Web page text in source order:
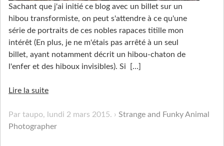
Sachant que j'ai initié ce blog avec un billet sur un
hibou transformiste, on peut s'attendre à ce qu'une
série de portraits de ces nobles rapaces titille mon
intérêt (En plus, je ne m'étais pas arrêté à un seul
billet, ayant notamment décrit un hibou-chaton de
l'enfer et des hiboux invisibles). Si
[…]
Lire la suite
Par taupo, lundi 2 mars 2015.
Strange and Funky Animal
Photographer